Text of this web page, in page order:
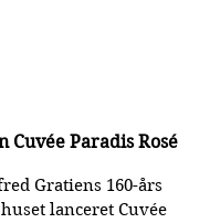
Cuvée Paradis Rosé
Gratiens 160-års
lanceret Cuvée